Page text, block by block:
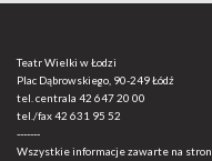
Teatr Wielki w Łodzi
Plac Dąbrowskiego, 90-249 Łódź
tel. centrala 42 647 20 00
tel./fax42 631 95 52
-------
Wszystkie informacje zawarte na